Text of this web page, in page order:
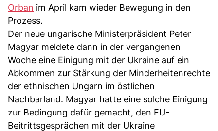
Orban im April kam wieder Bewegung in den
Prozess.
Der neue ungarische Ministerpräsident Peter
Magyar meldete dann in der vergangenen
Woche eine Einigung mit der Ukraine auf ein
Abkommen zur Stärkung der Minderheitenrechte
der ethnischen Ungarn im östlichen
Nachbarland. Magyar hatte eine solche Einigung
zur Bedingung dafür gemacht, den EU-
Beitrittsgesprächen mit der Ukraine